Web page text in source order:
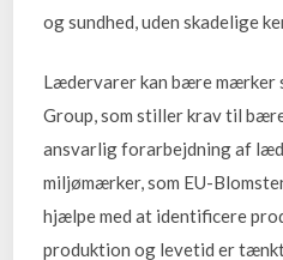
og sundhed, uden skadelige
Lædervarer kan bære mærker
Group, som stiller krav til
ansvarlig forarbejdning af
miljømærker, som EU-
hjælpe med at identificere
produktion og levetid er